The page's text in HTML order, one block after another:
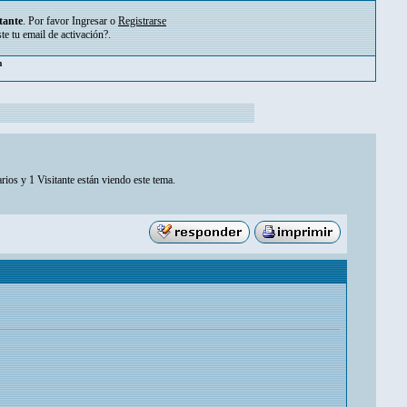
. Por favor Ingresar o Registrarse
tu email de activación?.
y 1 Visitante están viendo este tema.